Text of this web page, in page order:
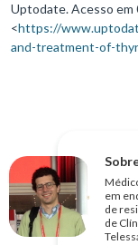
Uptodate. Acesso em
<https://
and-treatment-of-
em
de
de